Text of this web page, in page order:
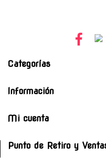
Categorías
Información
Mi cuenta
Punto de Retiro y